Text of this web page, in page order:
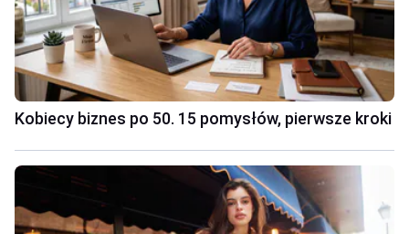
Kobiecy biznes po 50. 15 pomysłów, pierwsze kroki